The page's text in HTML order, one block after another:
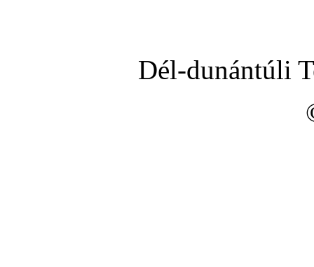
Dél-dunántúli